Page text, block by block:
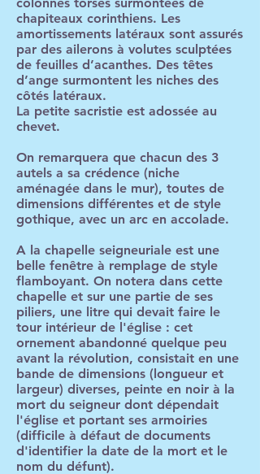
chapiteaux corinthiens. Les
amortissements latéraux sont assurés
par des ailerons à volutes sculptées
de feuilles d’acanthes. Des têtes
d’ange surmontent les niches des
côtés latéraux.
La petite sacristie est adossée au
chevet.
On remarquera que chacun des 3
autels a sa crédence (niche
aménagée dans le mur), toutes de
dimensions différentes et de style
gothique, avec un arc en accolade.
A la chapelle seigneuriale est une
belle fenêtre à remplage de style
flamboyant. On notera dans cette
chapelle et sur une partie de ses
piliers, une litre qui devait faire le
tour intérieur de l'église : cet
ornement abandonné quelque peu
avant la révolution, consistait en une
bande de dimensions (longueur et
largeur) diverses, peinte en noir à la
mort du seigneur dont dépendait
l'église et portant ses armoiries
(difficile à défaut de documents
d'identifier la date de la mort et le
nom du défunt).